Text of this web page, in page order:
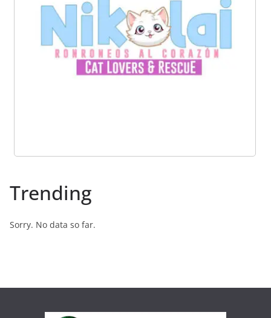
Trending
Sorry. No data so far.